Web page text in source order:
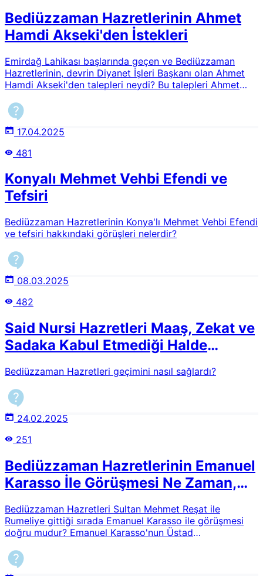
Bediüzzaman Hazretlerinin Ahmet
Hamdi Akseki'den İstekleri
Emirdağ Lahikası başlarında geçen ve Bediüzzaman
Hazretlerinin, devrin Diyanet İşleri Başkanı olan Ahmet
Hamdi Akseki'den talepleri neydi? Bu talepleri Ahmet
17.04.2025
481
Konyalı Mehmet Vehbi Efendi ve
Tefsiri
Bediüzzaman Hazretlerinin Konya'lı Mehmet Vehbi Efendi
ve tefsiri hakkındaki görüşleri nelerdir?
08.03.2025
482
Said Nursi Hazretleri Maaş, Zekat ve
Sadaka Kabul Etmediği Halde
Bediüzzaman Hazretleri geçimini nasıl sağlardı?
24.02.2025
251
Bediüzzaman Hazretlerinin Emanuel
Karasso İle Görüşmesi Ne Zaman,
Bediüzzaman Hazretleri Sultan Mehmet Reşat ile
Rumeliye gittiği sırada Emanuel Karasso ile görüşmesi
doğru mudur? Emanuel Karasso'nun Üstad
için onunla konuştuğu ve hızlıca yanından ayrıldıktan
sonra; "Az daha yanında kalsam beni Müslüman